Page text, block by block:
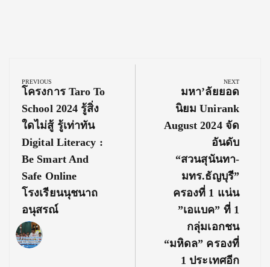
navigation
PREVIOUS
Previous
Post:
โครงการ Taro To
School 2024 รู้สิ่ง
ใดไม่สู้ รู้เท่าทัน
Digital Literacy :
Be Smart And
Safe Online
โรงเรียนนุชนาถ
อนุสรณ์
NEXT
Next
Post:
มหา’ลัยยอด
นิยม Unirank
August 2024 จัด
อันดับ
“สวนสุนันทา-
มทร.ธัญบุรี”
ครองที่ 1 แน่น
”เอแบค” ที่ 1
กลุ่มเอกชน
“มหิดล” ครองที่
1 ประเทศอีก